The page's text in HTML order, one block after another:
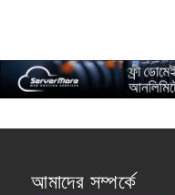
আমাদের সম্পর্কে